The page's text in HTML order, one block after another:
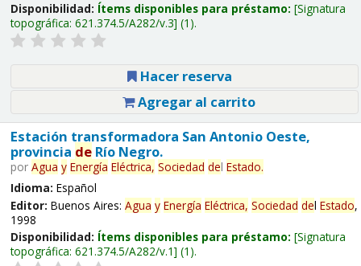
Disponibilidad: Ítems disponibles para préstamo: Signatura
topográfica: 621.374.5/A282/v.3 (1).
Hacer reserva
Agregar al carrito
Estación transformadora San Antonio Oeste,
provincia deRío Negro.
por Agua y Energía Eléctrica, Sociedad del Estado.
Idioma: Español
Editor: Buenos Aires: Agua y Energía Eléctrica, Sociedad del Estado,
1998
Disponibilidad: Ítems disponibles para préstamo: Signatura
topográfica: 621.374.5/A282/v.1 (1).